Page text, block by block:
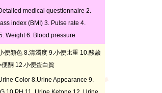
medical questionnaire 2.
index (BMI) 3. Pulse rate 4.
Weight 6. Blood pressure
便顏色 8.清濁度 9.小便比重 10.酸鹼
便酮 12.小便蛋白質
Color 8.Urine Appearance 9.